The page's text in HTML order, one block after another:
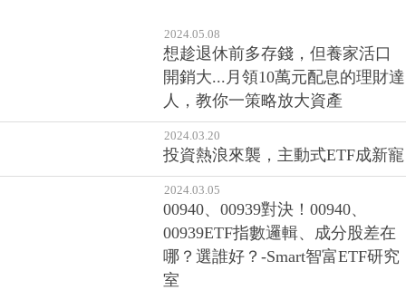
2024.05.08
想趁退休前多存錢，但養家活口
開銷大...月領10萬元配息的理財達
人，教你一策略放大資產
2024.03.20
投資熱浪來襲，主動式ETF成新寵
2024.03.05
00940、00939對決！00940、
00939ETF指數邏輯、成分股差在
哪？選誰好？-Smart智富ETF研究
室